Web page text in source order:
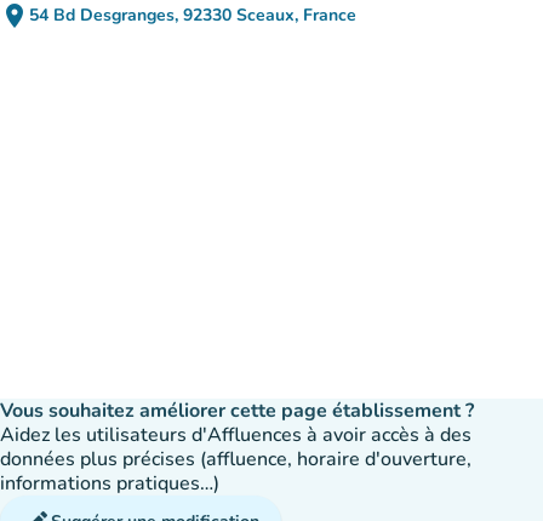
place 54 Bd Desgranges, 92330 Sceaux, France
(ouvrir dans Google Maps)
(nouvel onglet)
Vous souhaitez améliorer cette page établissement ?
Aidez les utilisateurs d'Affluences à avoir accès à des
données plus précises (affluence, horaire d'ouverture,
informations pratiques…)